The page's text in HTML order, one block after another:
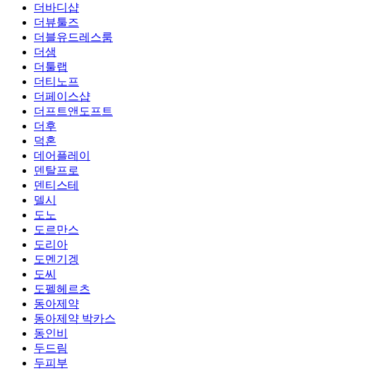
더바디샵
더뷰툴즈
더블유드레스룸
더샘
더툴랩
더티노프
더페이스샵
더프트앤도프트
더후
덕혼
데어플레이
덴탈프로
덴티스테
델시
도노
도르만스
도리아
도멘기겡
도씨
도펠헤르츠
동아제약
동아제약 박카스
동인비
두드림
두피부